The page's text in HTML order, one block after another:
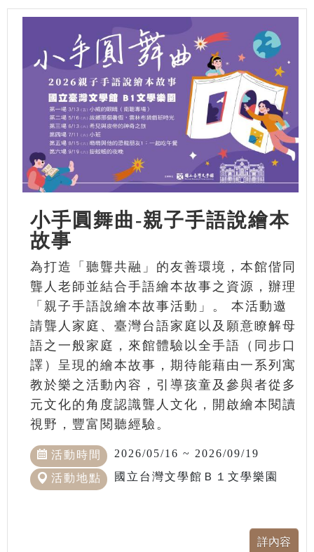
小手圓舞曲-親子手語說繪本
故事
為打造「聽聾共融」的友善環境，本館偕同
聾人老師並結合手語繪本故事之資源，辦理
「親子手語說繪本故事活動」。 本活動邀
請聾人家庭、臺灣台語家庭以及願意瞭解母
語之一般家庭，來館體驗以全手語（同步口
譯）呈現的繪本故事，期待能藉由一系列寓
教於樂之活動內容，引導孩童及參與者從多
元文化的角度認識聾人文化，開啟繪本閱讀
視野，豐富閱聽經驗。
活動時間 2026/05/16 ~ 2026/09/19
活動地點 國立台灣文學館Ｂ１文學樂園